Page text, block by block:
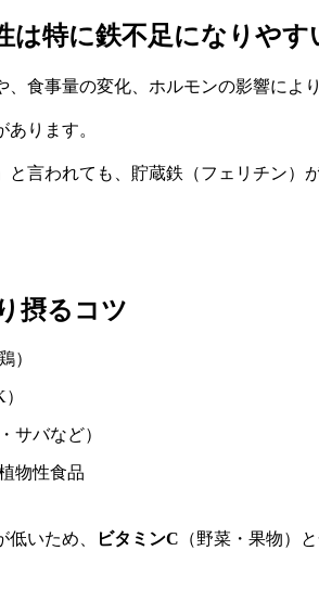
は特に鉄不足になりやす
、食事量の変化、ホルモンの影響によ
ります。
と言われても、貯蔵鉄（フェリチン）
摂るコツ
）
サバなど）
物性食品
いため、 ビタミンC （野菜・果物）